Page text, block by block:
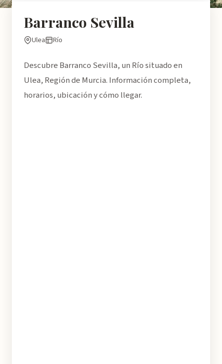
Barranco Sevilla
Ulea Río
Descubre Barranco Sevilla, un Río situado en
Ulea, Región de Murcia. Información completa,
horarios, ubicación y cómo llegar.